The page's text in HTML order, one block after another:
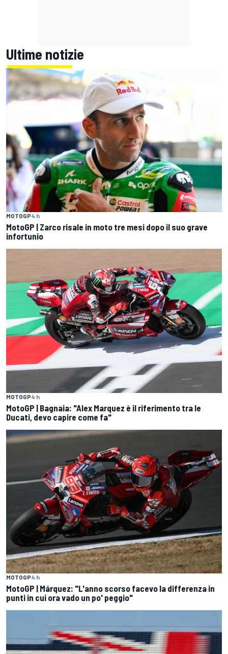
Ultime notizie
MOTOGP4 h
MotoGP | Zarco risale in moto tre mesi dopo il suo grave
infortunio
MOTOGP4 h
MotoGP | Bagnaia: "Alex Marquez è il riferimento tra le
Ducati, devo capire come fa"
MOTOGP4 h
MotoGP | Márquez: "L'anno scorso facevo la differenza in
punti in cui ora vado un po' peggio"